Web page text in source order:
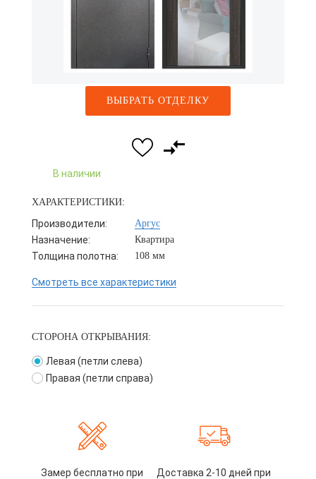
ВЫБРАТЬ ОТДЕЛКУ
В наличии
ХАРАКТЕРИСТИКИ:
Производители: Аргус
Назначение: Квартира
Толщина полотна: 108 мм
Смотреть все характеристики
СТОРОНА ОТКРЫВАНИЯ:
Левая (петли слева)
Правая (петли справа)
Замер бесплатно при
Доставка 2-10 дней при